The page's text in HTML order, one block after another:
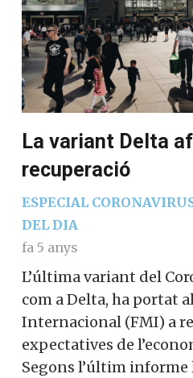
La variant Delta
recuperació
ESPECIAL
DEL DIA
fa 5 anys
L’última variant del
com a Delta, ha portat
Internacional (FMI) a
expectatives de
Segons l’últim informe